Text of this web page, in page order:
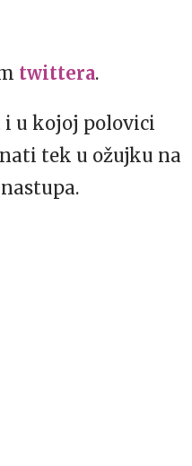
twittera.
i u kojoj polovici
tek u ožujku na